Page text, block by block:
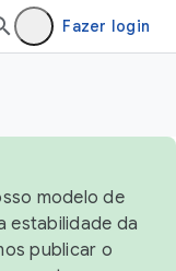
Fazer login
modelo de
estabilidade da
publicar o